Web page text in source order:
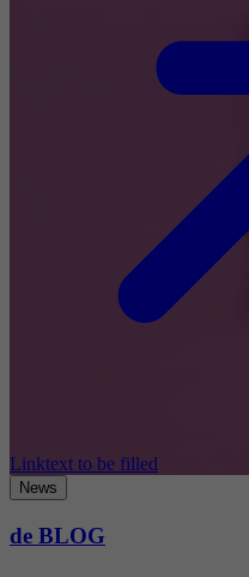
Linktext to be filled
News
de BLOG